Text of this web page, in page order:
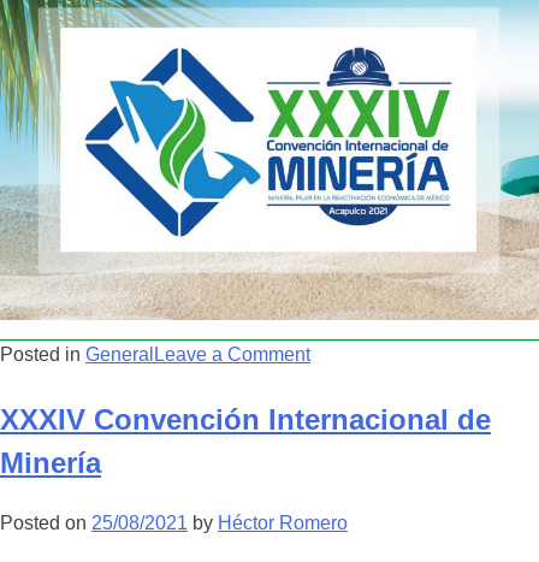
Posted in General Leave a Commenton
GENERAL
XXXIV
DE
XXXIV Convención Internacional de
Minería
Posted on 25/08/2021 by Héctor Romero